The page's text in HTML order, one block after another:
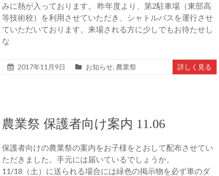
みに熱が入っております。 昨年度より、第2駐車場（東部高
等技術校）を利用させていただき、シャトルバスを運行させ
ていただいております。来場される方に少しでもお待たせし
な
2017年11月9日 お知らせ, 農業祭 詳しく見る
農業祭 保護者向け案内 11.06
保護者向けの農業祭の案内をお子様をとおして配布させてい
ただきました。手元には届いているでしょうか。
11/18（土）に送られる場合には緑色の掲示物を必ず車のダ